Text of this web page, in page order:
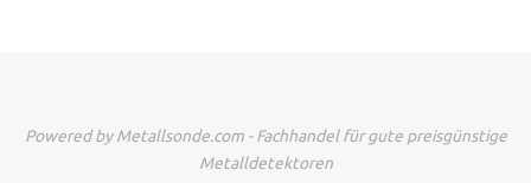
Powered by Metallsonde.com - Fachhandel für gute preisgünstige
Metalldetektoren